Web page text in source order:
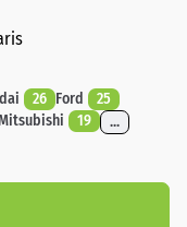
26 Ford
25
19 ...